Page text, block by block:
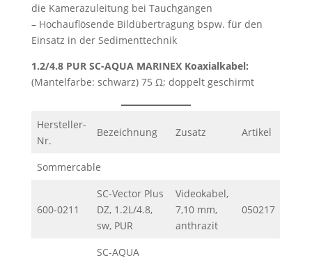
die Kamerazuleitung bei Tauchgängen
– Hochauflösende Bildübertragung bspw. für den
Einsatz in der Sedimenttechnik
1.2/4.8 PUR SC-AQUA MARINEX Koaxialkabel:
(Mantelfarbe: schwarz) 75 Ω; doppelt geschirmt
Hersteller-
Nr.
Bezeichnung Zusatz Artikel
Sommercable
600-0211
SC-Vector Plus
DZ, 1.2L/4.8,
sw, PUR
Videokabel,
7,10 mm,
anthrazit
050217
SC-AQUA